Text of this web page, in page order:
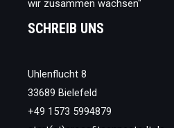
wir zusammen wachsen"
SCHREIB UNS
Uhlenflucht 8
33689 Bielefeld
+49 1573 5994879